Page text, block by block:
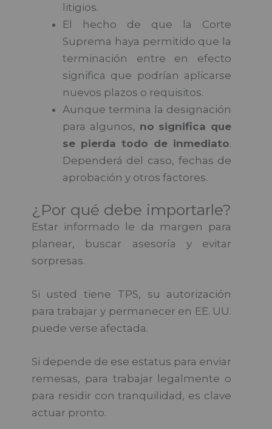
litigios.
El hecho de que la Corte
Suprema haya permitido que la
terminación entre en efecto
significa que podrían aplicarse
nuevos plazos o requisitos.
Aunque termina la designación
para algunos, no significa que
se pierda todo de inmediato.
Dependerá del caso, fechas de
aprobación y otros factores.
¿Por qué debe importarle?
Estar informado le da margen para
planear, buscar asesoría y evitar
sorpresas.
Si usted tiene TPS, su autorización
para trabajar y permanecer en EE. UU.
puede verse afectada.
Si depende de ese estatus para enviar
remesas, para trabajar legalmente o
para residir con tranquilidad, es clave
actuar pronto.